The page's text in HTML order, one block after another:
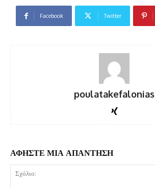
Facebook Twitter
poulatakefalonias
ΑΦΗΣΤΕ ΜΙΑ ΑΠΑΝΤΗΣΗ